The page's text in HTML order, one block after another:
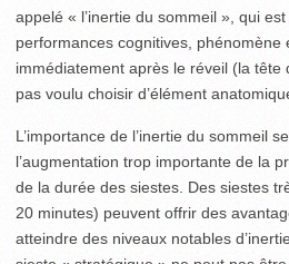
appelé « l’inertie du sommeil », qui
performances cognitives, phénomène
immédiatement après le réveil (la tête
pas voulu choisir d’élément
L’importance de l’inertie du sommeil
l’augmentation trop importante de la
de la durée des siestes. Des siestes
20 minutes) peuvent offrir des
atteindre des niveaux notables